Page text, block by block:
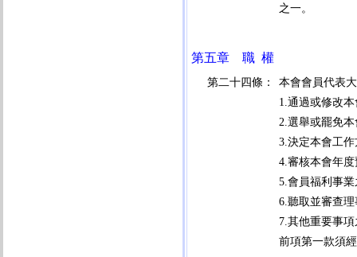
之一。
第五章 職 權
第二十四條：
本會會員代表
1.通過或修改
2.選舉或罷免
3.決定本會工
4.審核本會年
5.會員福利事
6.聽取並審查
7.其他重要事
前項第一款須